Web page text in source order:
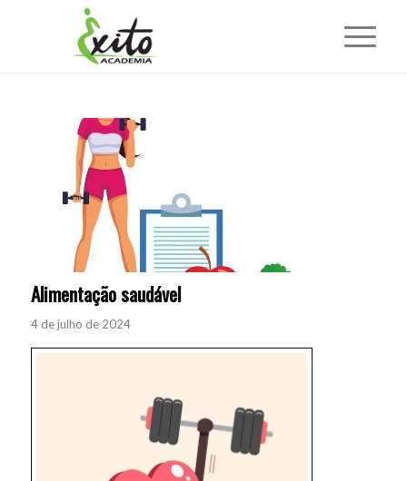
Alimentação saudável
4 de julho de 2024